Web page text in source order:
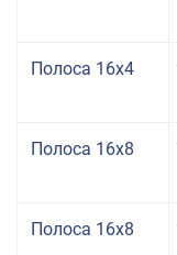
Полоса 16x4
Полоса 16x8
Полоса 16x8